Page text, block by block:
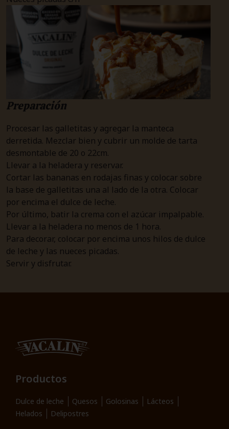
Preparación
Procesar las galletitas y agregar la manteca
derretida. Mezclar bien y cubrir un molde de tarta
desmontable de 20 o 22cm.
Llevar a la heladera y reservar.
Cortar las bananas en rodajas finas y colocar sobre
la base de galletitas una al lado de la otra. Colocar
por encima el dulce de leche.
Por último, batir la crema con el azúcar impalpable.
Llevar a la heladera no menos de 1 hora.
Para decorar, colocar por encima unos hilos de dulce
de leche y las nueces picadas.
Servir y disfrutar.
Productos
Dulce de leche Quesos Golosinas
Lácteos
Helados
Delipostres